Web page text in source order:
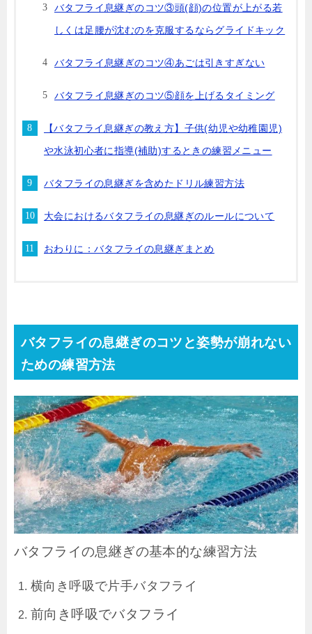
バタフライ息継ぎのコツ③頭(顔)の位置が上がる若
しくは足腰が沈むのを克服するならグライドキック
バタフライ息継ぎのコツ④あごは引きすぎない
バタフライ息継ぎのコツ⑤顔を上げるタイミング
【バタフライ息継ぎの教え方】子供(幼児や幼稚園児)
や水泳初心者に指導(補助)するときの練習メニュー
バタフライの息継ぎを含めたドリル練習方法
大会におけるバタフライの息継ぎのルールについて
おわりに：バタフライの息継ぎまとめ
バタフライの息継ぎのコツと姿勢が崩れない
ための練習方法
バタフライの息継ぎの基本的な練習方法
横向き呼吸で片手バタフライ
前向き呼吸でバタフライ